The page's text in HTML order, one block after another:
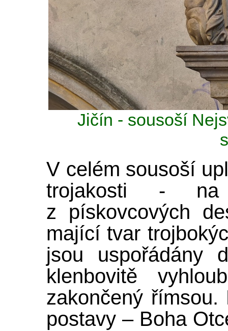
Jičín - sousoší
V celém sousoší
trojakosti - na
z pískovcových
mající tvar
jsou uspořádány
klenbovitě
zakončený
postavy – Boha